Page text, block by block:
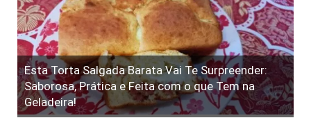
Esta Torta Salgada Barata Vai Te Surpreender:
Saborosa, Prática e Feita com o que Tem na
Geladeira!